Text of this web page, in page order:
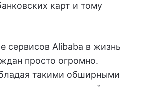
карт и тому
сервисов Alibaba в жизнь
просто огромно.
такими обширными